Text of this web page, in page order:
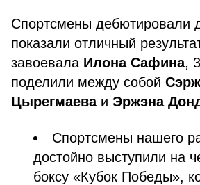
Спортсмены дебютировали
показали отличный
завоевала Илона Сафина,
поделили между собой
Цырегмаеваи Эржэна
Спортсмены нашего
достойно выступили на
боксу «Кубок Победы»,